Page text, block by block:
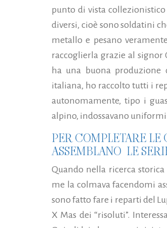
punto di vista
diversi, cioè sono soldatini
metallo e pesano
raccoglierla grazie al signor
ha una buona
italiana, ho raccolto tutti i
autonomamente, tipo i
alpino, indossavano
PER COMPLETARE
ASSEMBLANO LE
Quando nella ricerca
me la colmava facendomi
sono fatto fare i reparti del
X Mas dei “risoluti”.